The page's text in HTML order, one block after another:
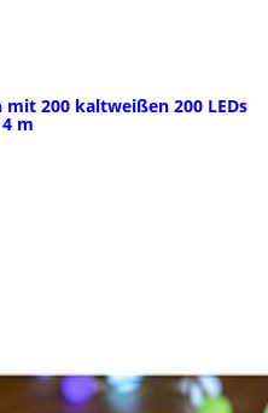
200 kaltweißen 200 LEDs
m